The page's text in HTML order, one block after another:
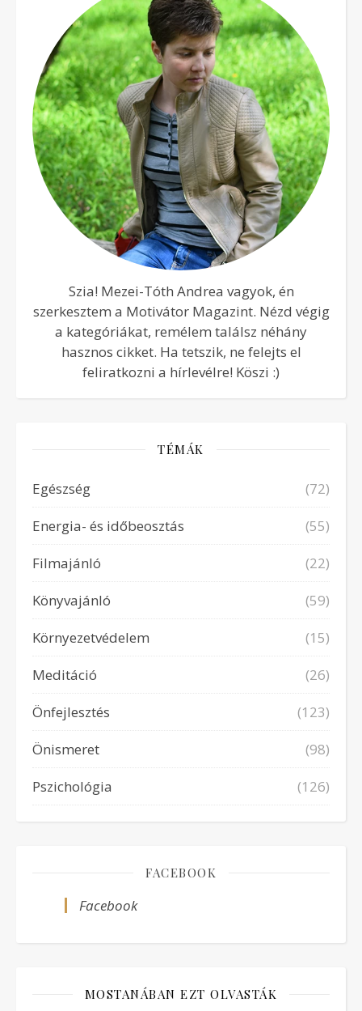
Szia! Mezei-Tóth Andrea vagyok, én
szerkesztem a Motivátor Magazint. Nézd végig
a kategóriákat, remélem találsz néhány
hasznos cikket. Ha tetszik, ne felejts el
feliratkozni a hírlevélre! Köszi :)
TÉMÁK
Egészség
(72)
Energia- és időbeosztás
(55)
Filmajánló
(22)
Könyvajánló
(59)
Környezetvédelem
(15)
Meditáció
(26)
Önfejlesztés
(123)
Önismeret
(98)
Pszichológia
(126)
FACEBOOK
Facebook
MOSTANÁBAN EZT OLVASTÁK